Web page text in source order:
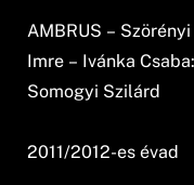
AMBRUS –
Imre – Ivánka
Somogyi Szilárd
2011/2012-es évad